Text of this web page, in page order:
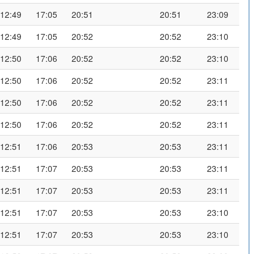
12:49 17:05 20:51 20:51
23:09
12:49 17:05 20:52 20:52
23:10
12:50 17:06 20:52 20:52
23:10
12:50 17:06 20:52 20:52
23:11
12:50 17:06 20:52 20:52
23:11
12:50 17:06 20:52 20:52
23:11
12:51 17:06 20:53 20:53
23:11
12:51 17:07 20:53 20:53
23:11
12:51 17:07 20:53 20:53
23:11
12:51 17:07 20:53 20:53
23:10
12:51 17:07 20:53 20:53
23:10